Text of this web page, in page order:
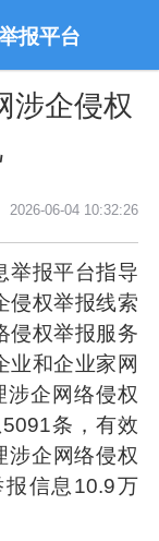
报平台
涉企侵权
2026-06-04 10:32:26
举报平台指导
侵权举报线索
侵权举报服务
业和企业家网
企网络侵权
条，有效
涉企网络侵权
信息10.9万